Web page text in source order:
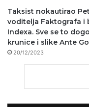
Taksist nokautirao
voditelja Faktografa i
Indexa. Sve se to
krunice i slike Ante
20/12/2023